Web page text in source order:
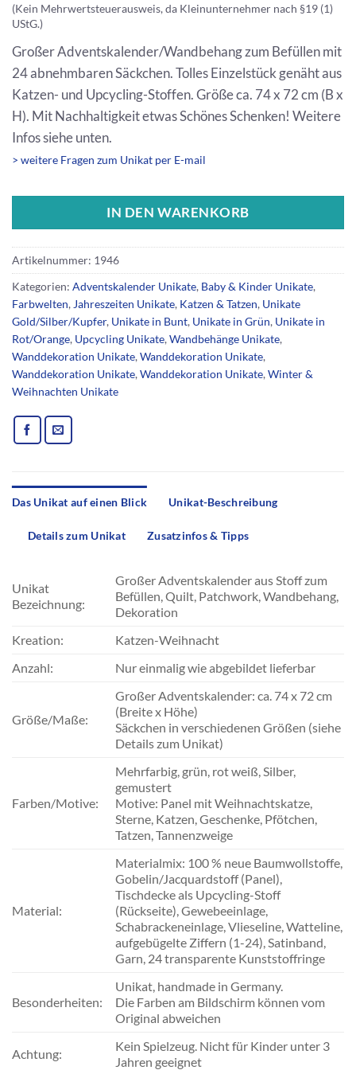
(Kein Mehrwertsteuerausweis, da Kleinunternehmer nach §19 (1)
UStG.)
Großer Adventskalender/Wandbehang zum Befüllen mit
24 abnehmbaren Säckchen. Tolles Einzelstück genäht aus
Katzen- und Upcycling-Stoffen. Größe ca. 74 x 72 cm (B x
H). Mit Nachhaltigkeit etwas Schönes Schenken! Weitere
Infos siehe unten.
> weitere Fragen zum Unikat per E-mail
IN DEN WARENKORB
Artikelnummer: 1946
Kategorien: Adventskalender Unikate, Baby & Kinder Unikate,
Farbwelten,Jahreszeiten Unikate, Katzen & Tatzen, Unikate
Gold/Silber/Kupfer, Unikate in Bunt, Unikate in Grün, Unikate in
Rot/Orange, Upcycling Unikate,Wandbehänge Unikate,
Wanddekoration Unikate,Wanddekoration Unikate,
Wanddekoration Unikate,Wanddekoration Unikate,Winter &
Weihnachten Unikate
Das Unikat auf einen Blick Unikat-Beschreibung
Details zum Unikat Zusatzinfos & Tipps
Unikat
Bezeichnung:
Großer Adventskalender aus Stoff zum
Befüllen, Quilt, Patchwork, Wandbehang,
Dekoration
Kreation:
Katzen-Weihnacht
Anzahl:
Nur einmalig wie abgebildet lieferbar
Größe/Maße:
Großer Adventskalender: ca. 74 x 72 cm
(Breite x Höhe)
Säckchen in verschiedenen Größen (siehe
Details zum Unikat)
Farben/Motive:
Mehrfarbig, grün, rot weiß, Silber,
gemustert
Motive: Panel mit Weihnachtskatze,
Sterne, Katzen, Geschenke, Pfötchen,
Tatzen, Tannenzweige
Material:
Materialmix: 100 % neue Baumwollstoffe,
Gobelin/Jacquardstoff (Panel),
Tischdecke als Upcycling-Stoff
(Rückseite), Gewebeeinlage,
Schabrackeneinlage, Vlieseline, Watteline,
aufgebügelte Ziffern (1-24), Satinband,
Garn, 24 transparente Kunststoffringe
Besonderheiten:
Unikat, handmade in Germany.
Die Farben am Bildschirm können vom
Original abweichen
Achtung:
Kein Spielzeug. Nicht für Kinder unter 3
Jahren geeignet